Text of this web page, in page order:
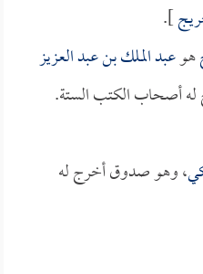
].
هوعبد الملك بن عبد العزيز
أصحاب الكتب الستة.
، وهو صدوق أخرج له